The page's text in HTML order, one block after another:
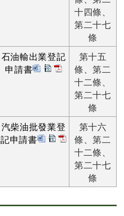
十四條、
第二十七
條
石油輸出業登記
申請書
第十五
條、第二
十二條、
第二十七
條
汽柴油批發業登
記申請書
第十六
條、第二
十二條、
第二十七
條